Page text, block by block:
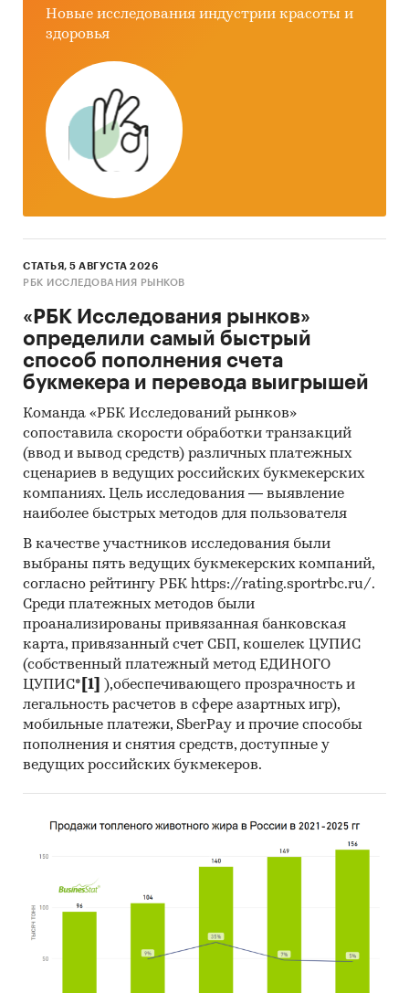
Новые исследования индустрии красоты и
здоровья
СТАТЬЯ, 5 АВГУСТА 2026
РБК ИССЛЕДОВАНИЯ РЫНКОВ
«РБК Исследования рынков»
определили самый быстрый
способ пополнения счета
букмекера и перевода выигрышей
Команда «РБК Исследований рынков»
сопоставила скорости обработки транзакций
(ввод и вывод средств) различных платежных
сценариев в ведущих российских букмекерских
компаниях. Цель исследования — выявление
наиболее быстрых методов для пользователя
В качестве участников исследования были
выбраны пять ведущих букмекерских компаний,
согласно рейтингу РБК https://rating.sportrbc.ru/.
Среди платежных методов были
проанализированы привязанная банковская
карта, привязанный счет СБП, кошелек ЦУПИС
(собственный платежный метод ЕДИНОГО
ЦУПИС* [1]
),обеспечивающего прозрачность и
легальность расчетов в сфере азартных игр),
мобильные платежи, SberPay и прочие способы
пополнения и снятия средств, доступные у
ведущих российских букмекеров.